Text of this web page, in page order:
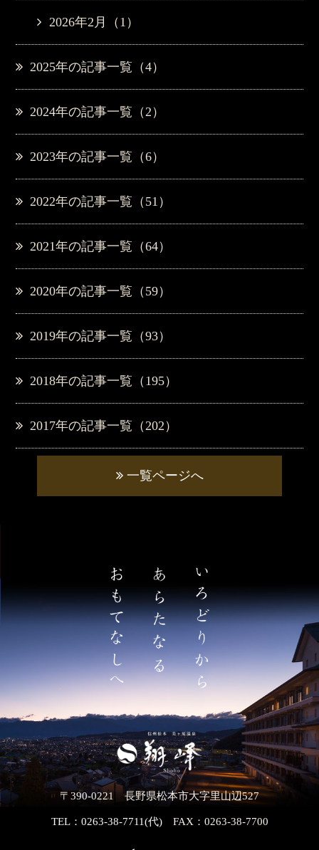
2026年2月（1）
2025年の記事一覧（4）
2024年の記事一覧（2）
2023年の記事一覧（6）
2022年の記事一覧（51）
2021年の記事一覧（64）
2020年の記事一覧（59）
2019年の記事一覧（93）
2018年の記事一覧（195）
2017年の記事一覧（202）
一覧ページへ
〒390-0221 長野県松本市大字里山辺527
TEL：0263-38-7711(代)FAX：0263-38-7700